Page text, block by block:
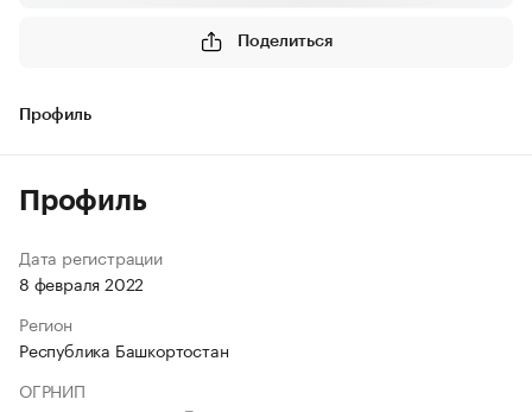
Поделиться
Профиль
Профиль
Дата регистрации
8 февраля 2022
Регион
Республика Башкортостан
ОГРНИП